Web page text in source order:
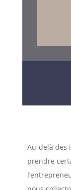
Au-delà des
prendre